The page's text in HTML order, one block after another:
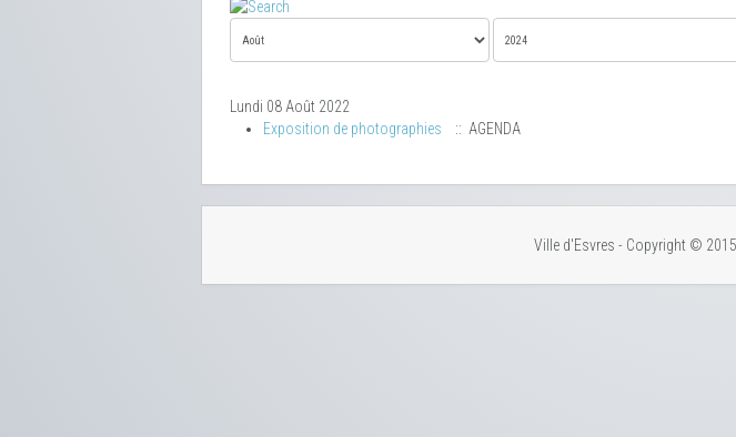
Lundi 08 Août 2022
Exposition de photographies
:: AGENDA
Ville d'Esvres - Copyright ©